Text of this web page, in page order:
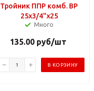
Тройник ППР комб. ВР
25х3/4"х25
Много
135.00руб/шт
В КОРЗИНУ